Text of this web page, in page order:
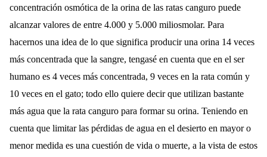
concentración osmótica de la orina de las ratas canguro puede
alcanzar valores de entre 4.000 y 5.000 miliosmolar. Para
hacernos una idea de lo que significa producir una orina 14 veces
más concentrada que la sangre, tengasé en cuenta que en el ser
humano es 4 veces más concentrada, 9 veces en la rata común y
10 veces en el gato; todo ello quiere decir que utilizan bastante
más agua que la rata canguro para formar su orina. Teniendo en
cuenta que limitar las pérdidas de agua en el desierto en mayor o
menor medida es una cuestión de vida o muerte, a la vista de estos